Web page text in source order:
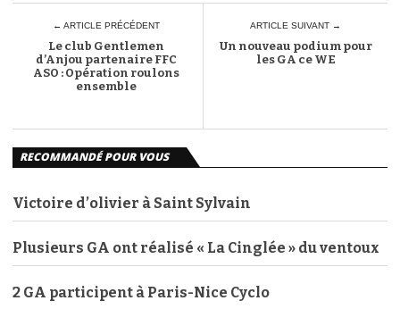
← ARTICLE PRÉCÉDENT
Le club Gentlemen
d’Anjou partenaire FFC
ASO : Opération roulons
ensemble
ARTICLE SUIVANT →
Un nouveau podium pour
les GA ce WE
RECOMMANDÉ POUR VOUS
Victoire d’olivier à Saint Sylvain
Plusieurs GA ont réalisé « La Cinglée » du ventoux
2 GA participent à Paris-Nice Cyclo